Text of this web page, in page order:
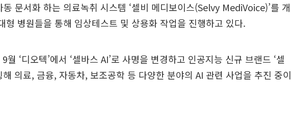
문서화 하는 의료녹취 시스템 ‘셀비 메디보이스(Selvy MediVoice)’를 개
형 병원들을 통해 임상테스트 및 상용화 작업을 진행하고 있다.
월 ‘디오텍’에서 ‘셀바스 AI’로 사명을 변경하고 인공지능 신규 브랜드 ‘셀
해 의료, 금융, 자동차, 보조공학 등 다양한 분야의 AI 관련 사업을 추진 중이